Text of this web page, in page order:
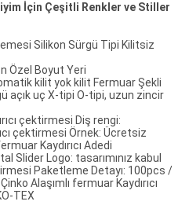
İçin Çeşitli Renkler ve Stiller
Silikon Sürgü Tipi Kilitsiz
Özel Boyut Yeri
kilit yok kilit Fermuar Şekli
açık uç X-tipi O-tipi, uzun zincir
çektirmesi Diş rengi:
çektirmesi Örnek: Ücretsiz
Kaydırıcı Adedi
Slider Logo: tasarımınız kabul
Paketleme Detayı: 100pcs /
Alaşımlı fermuar Kaydırıcı
TEX